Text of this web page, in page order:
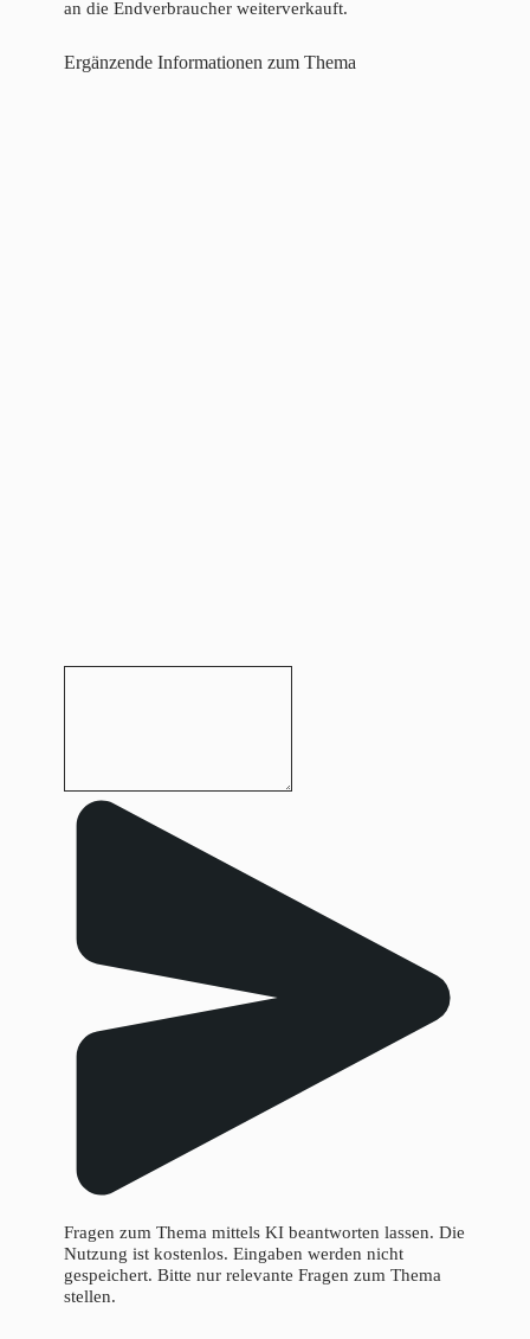
an die Endverbraucher weiterverkauft.
Ergänzende Informationen zum Thema
Fragen zum Thema mittels KI beantworten lassen. Die
Nutzung ist kostenlos. Eingaben werden nicht
gespeichert. Bitte nur relevante Fragen zum Thema
stellen.